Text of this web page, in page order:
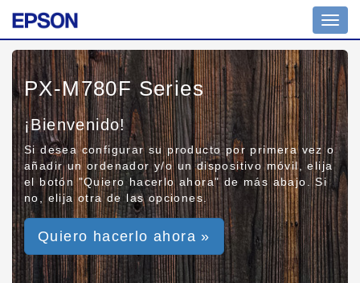
PX-M780F Series
¡Bienvenido!
Si desea configurar su producto por primera vez o
añadir un ordenador y/o un dispositivo móvil, elija
el botón "Quiero hacerlo ahora" de más abajo. Si
no, elija otra de las opciones.
Quiero hacerlo ahora »